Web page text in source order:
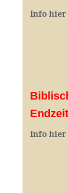
Info hier
Endzeit
Info hier